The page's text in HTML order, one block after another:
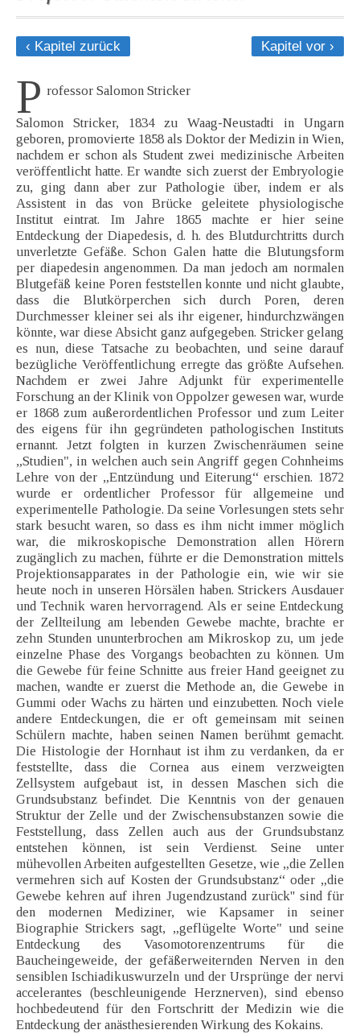
‹ Kapitel zurück Kapitel vor ›
P rofessor Salomon Stricker
Salomon Stricker, 1834 zu Waag-Neustadti in Ungarn
geboren, promovierte 1858 als Doktor der Medizin in Wien,
nachdem er schon als Student zwei medizinische Arbeiten
veröffentlicht hatte. Er wandte sich zuerst der Embryologie
zu, ging dann aber zur Pathologie über, indem er als
Assistent in das von Brücke geleitete physiologische
Institut eintrat. Im Jahre 1865 machte er hier seine
Entdeckung der Diapedesis, d. h. des Blutdurchtritts durch
unverletzte Gefäße. Schon Galen hatte die Blutungsform
per diapedesin angenommen. Da man jedoch am normalen
Blutgefäß keine Poren feststellen konnte und nicht glaubte,
dass die Blutkörperchen sich durch Poren, deren
Durchmesser kleiner sei als ihr eigener, hindurchzwängen
könnte, war diese Absicht ganz aufgegeben. Stricker gelang
es nun, diese Tatsache zu beobachten, und seine darauf
bezügliche Veröffentlichung erregte das größte Aufsehen.
Nachdem er zwei Jahre Adjunkt für experimentelle
Forschung an der Klinik von Oppolzer gewesen war, wurde
er 1868 zum außerordentlichen Professor und zum Leiter
des eigens für ihn gegründeten pathologischen Instituts
ernannt. Jetzt folgten in kurzen Zwischenräumen seine
„Studien", in welchen auch sein Angriff gegen Cohnheims
Lehre von der „Entzündung und Eiterung“ erschien. 1872
wurde er ordentlicher Professor für allgemeine und
experimentelle Pathologie. Da seine Vorlesungen stets sehr
stark besucht waren, so dass es ihm nicht immer möglich
war, die mikroskopische Demonstration allen Hörern
zugänglich zu machen, führte er die Demonstration mittels
Projektionsapparates in der Pathologie ein, wie wir sie
heute noch in unseren Hörsälen haben. Strickers Ausdauer
und Technik waren hervorragend. Als er seine Entdeckung
der Zellteilung am lebenden Gewebe machte, brachte er
zehn Stunden ununterbrochen am Mikroskop zu, um jede
einzelne Phase des Vorgangs beobachten zu können. Um
die Gewebe für feine Schnitte aus freier Hand geeignet zu
machen, wandte er zuerst die Methode an, die Gewebe in
Gummi oder Wachs zu härten und einzubetten. Noch viele
andere Entdeckungen, die er oft gemeinsam mit seinen
Schülern machte, haben seinen Namen berühmt gemacht.
Die Histologie der Hornhaut ist ihm zu verdanken, da er
feststellte, dass die Cornea aus einem verzweigten
Zellsystem aufgebaut ist, in dessen Maschen sich die
Grundsubstanz befindet. Die Kenntnis von der genauen
Struktur der Zelle und der Zwischensubstanzen sowie die
Feststellung, dass Zellen auch aus der Grundsubstanz
entstehen können, ist sein Verdienst. Seine unter
mühevollen Arbeiten aufgestellten Gesetze, wie „die Zellen
vermehren sich auf Kosten der Grundsubstanz“ oder „die
Gewebe kehren auf ihren Jugendzustand zurück'' sind für
den modernen Mediziner, wie Kapsamer in seiner
Biographie Strickers sagt, „geflügelte Worte" und seine
Entdeckung des Vasomotorenzentrums für die
Baucheingeweide, der gefäßerweiternden Nerven in den
sensiblen Ischiadikuswurzeln und der Ursprünge der nervi
accelerantes (beschleunigende Herznerven), sind ebenso
hochbedeutend für den Fortschritt der Medizin wie die
Entdeckung der anästhesierenden Wirkung des Kokains.